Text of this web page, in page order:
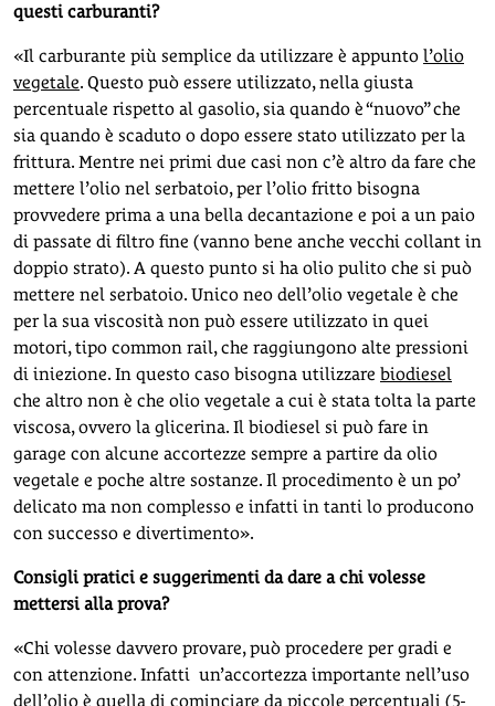
questi carburanti?
«Il carburante più semplice da utilizzare è appunto l’olio
vegetale. Questo può essere utilizzato, nella giusta
percentuale rispetto al gasolio, sia quando è “nuovo” che
sia quando è scaduto o dopo essere stato utilizzato per la
frittura. Mentre nei primi due casi non c’è altro da fare che
mettere l’olio nel serbatoio, per l’olio fritto bisogna
provvedere prima a una bella decantazione e poi a un paio
di passate di filtro fine (vanno bene anche vecchi collant in
doppio strato). A questo punto si ha olio pulito che si può
mettere nel serbatoio. Unico neo dell’olio vegetale è che
per la sua viscosità non può essere utilizzato in quei
motori, tipo common rail, che raggiungono alte pressioni
di iniezione. In questo caso bisogna utilizzare biodiesel
che altro non è che olio vegetale a cui è stata tolta la parte
viscosa, ovvero la glicerina. Il biodiesel si può fare in
garage con alcune accortezze sempre a partire da olio
vegetale e poche altre sostanze. Il procedimento è un po’
delicato ma non complesso e infatti in tanti lo producono
con successo e divertimento».
Consigli pratici e suggerimenti da dare a chi volesse
mettersi alla prova?
«Chi volesse davvero provare, può procedere per gradi e
con attenzione. Infatti un’accortezza importante nell’uso
dell’olio è quella di cominciare da piccole percentuali (5-